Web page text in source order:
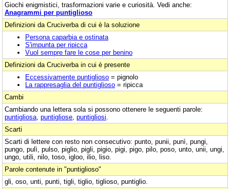
Giochi enigmistici, trasformazioni varie e curiosità. Vedi anche:
Anagrammi per puntiglioso
Definizioni da Cruciverba di cui è la soluzione
Persona caparbia e ostinata
S'impunta per ripicca
Vuol sempre fare le cose per benino
Definizioni da Cruciverba in cui è presente
Eccessivamente puntiglioso = pignolo
La rappresaglia del puntiglioso = ripicca
Cambi
Cambiando una lettera sola si possono ottenere le seguenti parole:
puntigliosa puntigliose puntigliosi
Scarti
Scarti di lettere con resto non consecutivo: punto, punii, punì, pungi,
pungo, pulì, pulso, piglio, pigli, pigio, pigi, pigo, pilo, poso, unto, unii, ungi,
ungo, utili, nilo, toso, igloo, ilio, liso.
Parole contenute in "puntiglioso"
gli, oso, unti, punti, tigli, tiglio, tiglioso, puntiglio.